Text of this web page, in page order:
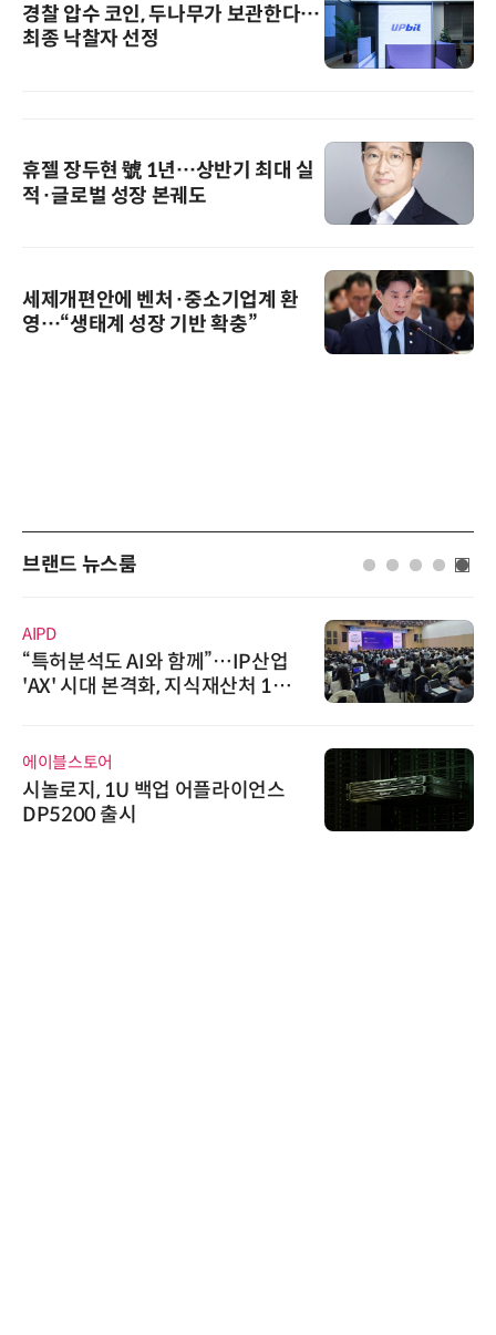
경찰 압수 코인, 두나무가 보관한다…
최종 낙찰자 선정
휴젤 장두현 號 1년…상반기 최대 실
적·글로벌 성장 본궤도
세제개편안에 벤처·중소기업계 환
영…“생태계 성장 기반 확충”
브랜드 뉴스룸
AIPD
“특허분석도 AI와 함께”…IP산업
'AX' 시대 본격화, 지식재산처 1호
에이블스토어
시놀로지, 1U 백업 어플라이언스
DP5200 출시